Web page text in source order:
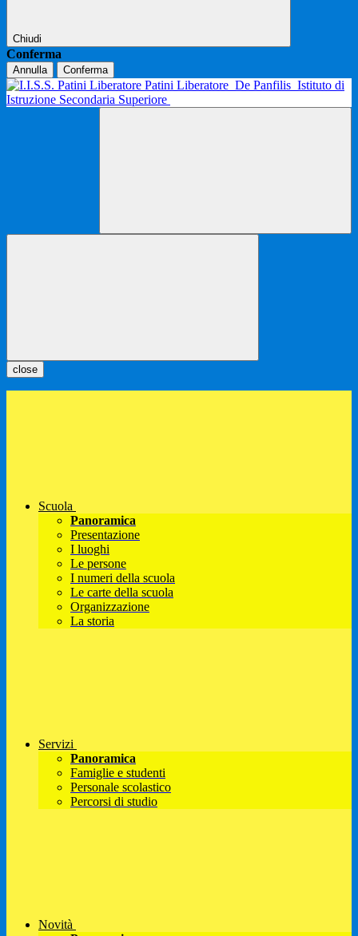
Chiudi
Conferma
Annulla Conferma
Patini Liberatore De Panfilis Istituto di
Istruzione Secondaria Superiore
close
Scuola
Panoramica
Presentazione
I luoghi
Le persone
I numeri della scuola
Le carte della scuola
Organizzazione
La storia
Servizi
Panoramica
Famiglie e studenti
Personale scolastico
Percorsi di studio
Novità